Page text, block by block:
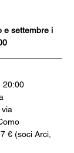
e settembre i
20:00
€ (soci Arci,